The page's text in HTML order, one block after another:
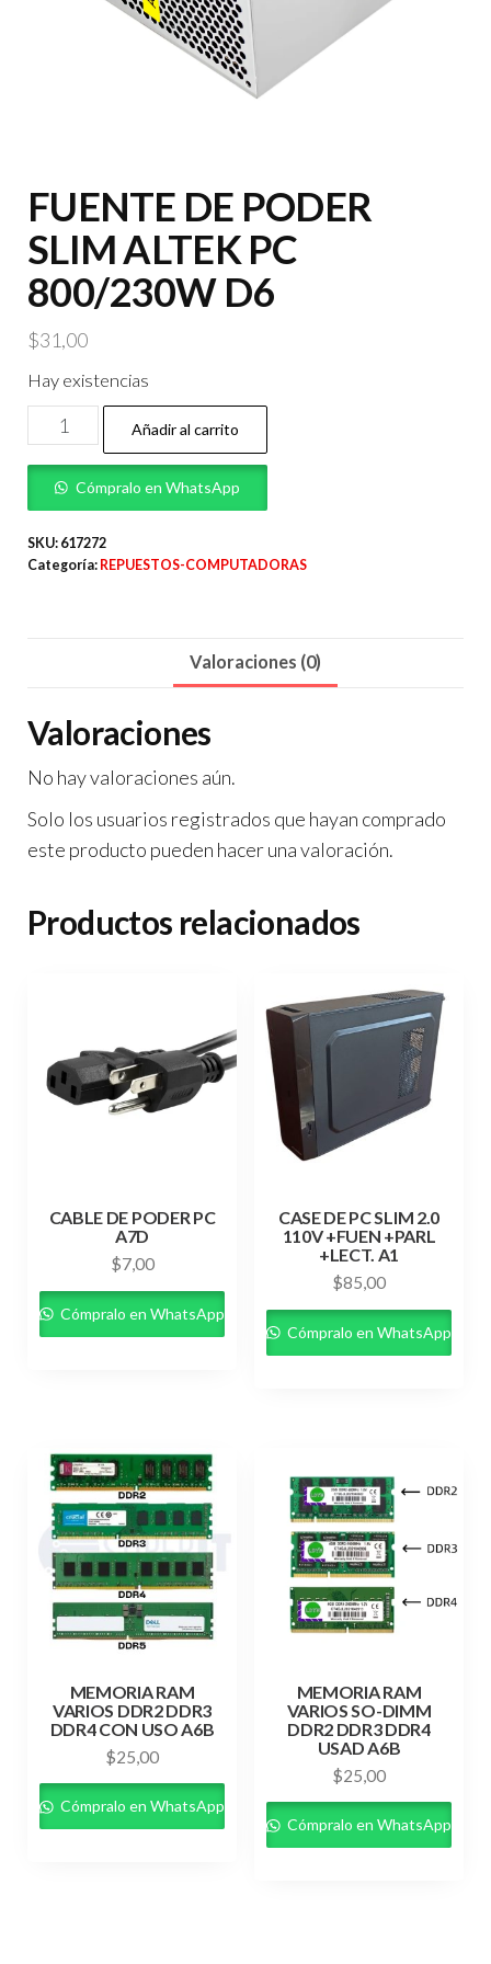
FUENTE DE PODER
SLIM ALTEK PC
800/230W D6
$31,00
Hay existencias
FUENTE
DE
PODER
SLIM
ALTEK
PC
Añadir al carrito
Cómpralo en WhatsApp
SKU: 617272
Categoría: REPUESTOS-COMPUTADORAS
Valoraciones (0)
Valoraciones
No hay valoraciones aún.
Solo los usuarios registrados que hayan comprado
este producto pueden hacer una valoración.
Productos relacionados
CABLE DE PODER PC
A7D
$7,00
Cómpralo en WhatsApp
CASE DE PC SLIM 2.0
110V +FUEN +PARL
+LECT. A1
$85,00
Cómpralo en WhatsApp
MEMORIA RAM
VARIOS DDR2 DDR3
DDR4 CON USO A6B
$25,00
Cómpralo en WhatsApp
MEMORIA RAM
VARIOS SO-DIMM
DDR2 DDR3 DDR4
USAD A6B
$25,00
Cómpralo en WhatsApp